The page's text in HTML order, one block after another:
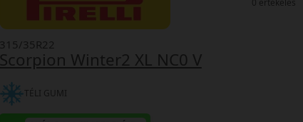
Scorpion Winter2 XL NC0 V
315/35R22
TÉLI GUMI